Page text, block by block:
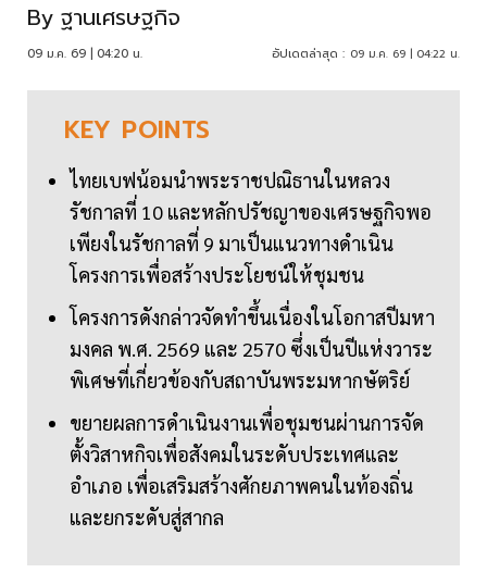
By ฐานเศรษฐกิจ
09 ม.ค. 69 | 04:20 น. อัปเดตล่าสุด : 09 ม.ค. 69 | 04:22 น.
KEY POINTS
ไทยเบฟน้อมนำพระราชปณิธานในหลวง
รัชกาลที่ 10 และหลักปรัชญาของเศรษฐกิจพอ
เพียงในรัชกาลที่ 9 มาเป็นแนวทางดำเนิน
โครงการเพื่อสร้างประโยชน์ให้ชุมชน
โครงการดังกล่าวจัดทำขึ้นเนื่องในโอกาสปีมหา
มงคล พ.ศ. 2569 และ 2570 ซึ่งเป็นปีแห่งวาระ
พิเศษที่เกี่ยวข้องกับสถาบันพระมหากษัตริย์
ขยายผลการดำเนินงานเพื่อชุมชนผ่านการจัด
ตั้งวิสาหกิจเพื่อสังคมในระดับประเทศและ
อำเภอ เพื่อเสริมสร้างศักยภาพคนในท้องถิ่น
และยกระดับสู่สากล